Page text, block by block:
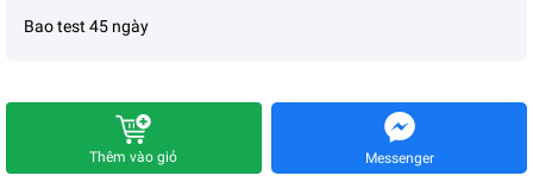
Bao test 45 ngày
Thêm vào giỏ Messenger